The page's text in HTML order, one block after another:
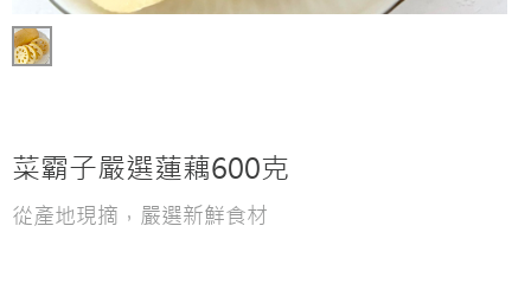
菜霸子嚴選蓮藕600克
從產地現摘，嚴選新鮮食材